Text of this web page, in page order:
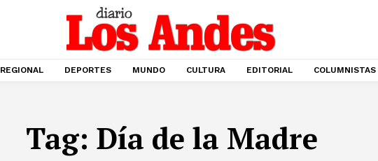
REGIONAL DEPORTES MUNDO CULTURA EDITORIAL COLUMNISTAS
Tag: Día de la Madre